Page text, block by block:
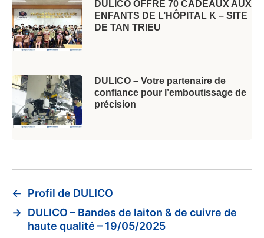
DULICO OFFRE 70 CADEAUX AUX
ENFANTS DE L’HÔPITAL K – SITE
DE TAN TRIEU
DULICO – Votre partenaire de
confiance pour l’emboutissage de
précision
←
Profil de DULICO
→ DULICO – Bandes de laiton & de cuivre de
haute qualité – 19/05/2025